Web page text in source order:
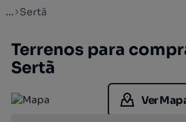
... Sertã
Terrenos para
Sertã
Ver